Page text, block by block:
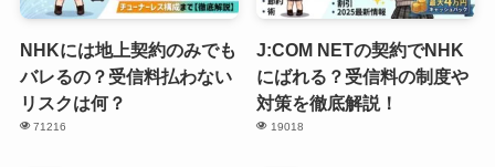
NHKには地上契約のみでも
バレるの？受信料払わない
リスクは何？
71216
J:COM NETの契約でNHK
にばれる？受信料の制度や
対策を徹底解説！
19018